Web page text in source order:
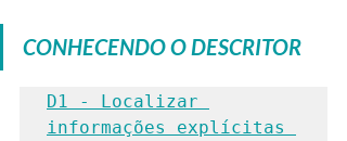
CONHECENDO O DESCRITOR
D1 - Localizar
informações explícitas